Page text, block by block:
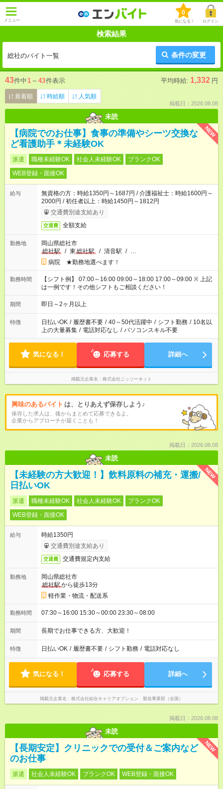
メニュー
0
気になる！ ログイン
検索結果
総社のバイト一覧 条件の変更
43件中1 ～ 43件表示 平均時給: 1,332 円
新着順 時給順 人気順
掲載日：2026.08.08
未読
NEW
【病院でのお仕事】食事の準備やシーツ交換な
ど看護助手＊未経験OK
派遣 職種未経験OK 社会人未経験OK
ブランクOK
WEB登録・面接OK
給与
無資格の方：時給1350円～1687円 / 介護福祉士：時給1600円～
2000円 / 初任者以上：時給1450円～1812円
交通費別途支給あり
交通費 全額支給
勤務地
岡山県総社市
総社駅
/ 東 総社駅 / 清音駅 / …
病院 ★勤務地選べます！
勤務時間
【シフト例】 07:00～16:00 09:00～18:00 17:00～09:00 ※ 上記
は一例です！その他シフトもご相談ください！
期間 即日～2ヶ月以上
特徴 日払いOK / 履歴書不要 / 40～50代活躍中 / シフト勤務 / 10名以
上の大量募集 / 電話対応なし / パソコンスキル不要
気になる！ 応募する 詳細へ
掲載元企業名 株式会社ニッソーネット
興味のあるバイト は、とりあえず保存しよう♪
保存した求人は、後からまとめて応募できるよ。
企業からアプローチが届くことも！
掲載日：2026.08.08
未読
NEW
【未経験の方大歓迎！】飲料原料の補充・運搬/
日払いOK
派遣 職種未経験OK 社会人未経験OK
ブランクOK
WEB登録・面接OK
給与
時給1350円
交通費別途支給あり
交通費 交通費規定内支給
勤務地
岡山県総社市
総社駅から徒歩13分
軽作業・物流・配送系
勤務時間 07:30～16:00 15:30～00:00 23:30～08:00
期間 長期でお仕事できる方、大歓迎！
特徴 日払いOK / 履歴書不要 / シフト勤務 / 電話対応なし
気になる！ 応募する 詳細へ
掲載元企業名 株式会社綜合キャリアオプション 製造事業部（全国）
掲載日：2026.08.08
未読
NEW
【長期安定】クリニックでの受付＆ご案内など
のお仕事
派遣 社会人未経験OK ブランクOK WEB登録・面接OK